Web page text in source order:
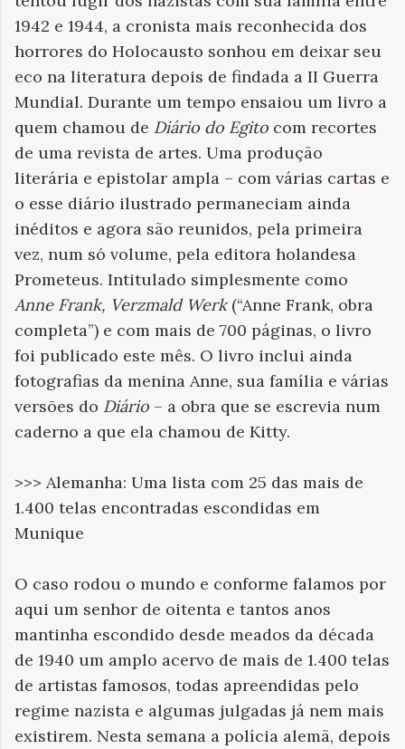
1942 e 1944, a cronista mais reconhecida dos
horrores do Holocausto sonhou em deixar seu
eco na literatura depois de findada a II Guerra
Mundial. Durante um tempo ensaiou um livro a
quem chamou de Diário do Egito com recortes
de uma revista de artes. Uma produção
literária e epistolar ampla – com várias cartas e
o esse diário ilustrado permaneciam ainda
inéditos e agora são reunidos, pela primeira
vez, num só volume, pela editora holandesa
Prometeus. Intitulado simplesmente como
Anne Frank, Verzmald Werk(“Anne Frank, obra
completa”) e com mais de 700 páginas, o livro
foi publicado este mês. O livro inclui ainda
fotografias da menina Anne, sua família e várias
versões do Diário – a obra que se escrevia num
caderno a que ela chamou de Kitty.
>>> Alemanha: Uma lista com 25 das mais de
1.400 telas encontradas escondidas em
Munique
O caso rodou o mundo e conforme falamos por
aqui um senhor de oitenta e tantos anos
mantinha escondido desde meados da década
de 1940 um amplo acervo de mais de 1.400 telas
de artistas famosos, todas apreendidas pelo
regime nazista e algumas julgadas já nem mais
existirem. Nesta semana a polícia alemã, depois